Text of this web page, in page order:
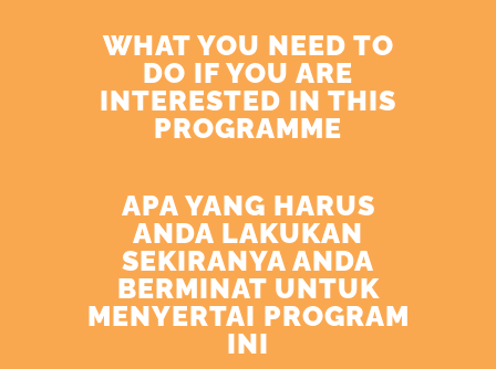
WHAT YOU NEED TO
DO IF YOU ARE
INTERESTED IN THIS
PROGRAMME
APA YANG HARUS
ANDA LAKUKAN
SEKIRANYA ANDA
BERMINAT UNTUK
MENYERTAI PROGRAM
INI